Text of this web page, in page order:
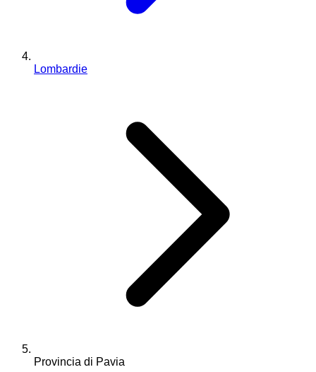
Lombardie
Provincia di Pavia